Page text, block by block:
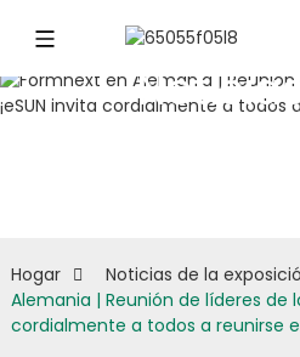
Hogar Noticias de la
Alemania | Reunión de líderes de
cordialmente a todos a reunirse